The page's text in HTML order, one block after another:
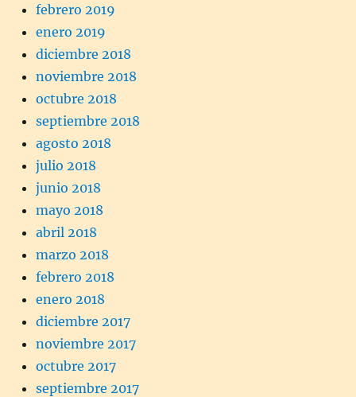
febrero 2019
enero 2019
diciembre 2018
noviembre 2018
octubre 2018
septiembre 2018
agosto 2018
julio 2018
junio 2018
mayo 2018
abril 2018
marzo 2018
febrero 2018
enero 2018
diciembre 2017
noviembre 2017
octubre 2017
septiembre 2017